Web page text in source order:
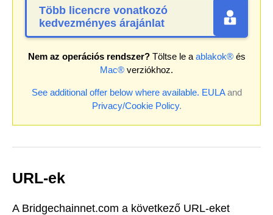
Több licencre vonatkozó
kedvezményes árajánlat
Nem az operációs rendszer?Töltse le a ablakok®és
Mac® verziókhoz.
See additional offer below where available. EULAand
Privacy/Cookie Policy.
URL-ek
A Bridgechainnet.com a következő URL-eket